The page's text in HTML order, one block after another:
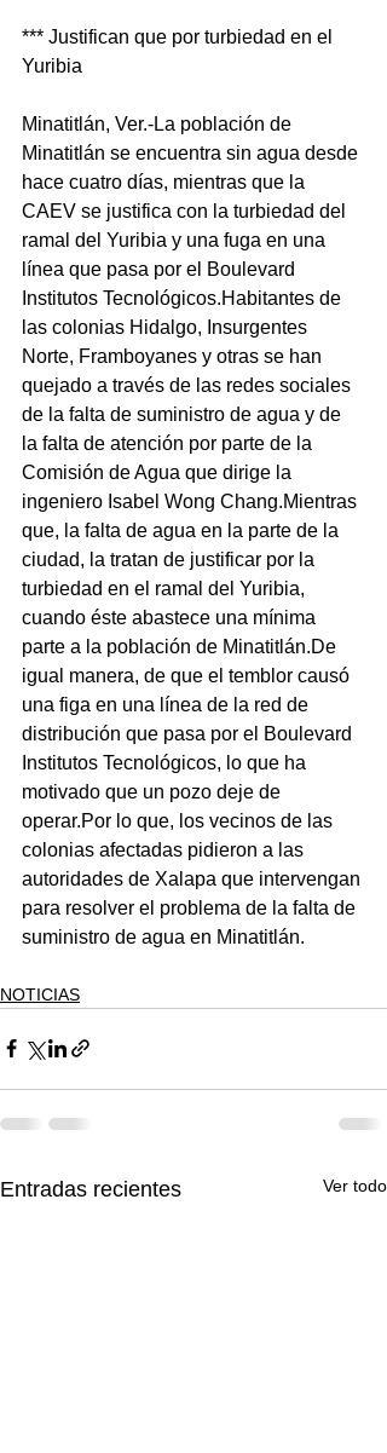
*** Justifican que por turbiedad en el
Yuribia
Minatitlán, Ver.-La población de
Minatitlán se encuentra sin agua desde
hace cuatro días, mientras que la
CAEV se justifica con la turbiedad del
ramal del Yuribia y una fuga en una
línea que pasa por el Boulevard
Institutos Tecnológicos.Habitantes de
las colonias Hidalgo, Insurgentes
Norte, Framboyanes y otras se han
quejado a través de las redes sociales
de la falta de suministro de agua y de
la falta de atención por parte de la
Comisión de Agua que dirige la
ingeniero Isabel Wong Chang.Mientras
que, la falta de agua en la parte de la
ciudad, la tratan de justificar por la
turbiedad en el ramal del Yuribia,
cuando éste abastece una mínima
parte a la población de Minatitlán.De
igual manera, de que el temblor causó
una figa en una línea de la red de
distribución que pasa por el Boulevard
Institutos Tecnológicos, lo que ha
motivado que un pozo deje de
operar.Por lo que, los vecinos de las
colonias afectadas pidieron a las
autoridades de Xalapa que intervengan
para resolver el problema de la falta de
suministro de agua en Minatitlán.
NOTICIAS
Entradas recientes Ver todo